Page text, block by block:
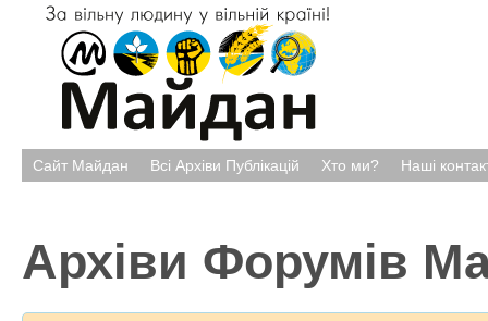
Сайт Майдан Всі Архіви Публікацій Хто ми? Наші
Архіви Форумів